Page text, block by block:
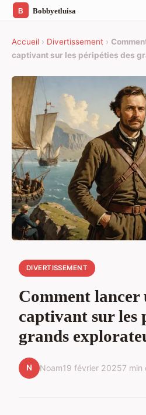
Accueil › Divertissement ›
captivant sur les péripéties des
DIVERTISSEMENT
Comment lancer
captivant sur les
grands
N Noam19 février 20257 min